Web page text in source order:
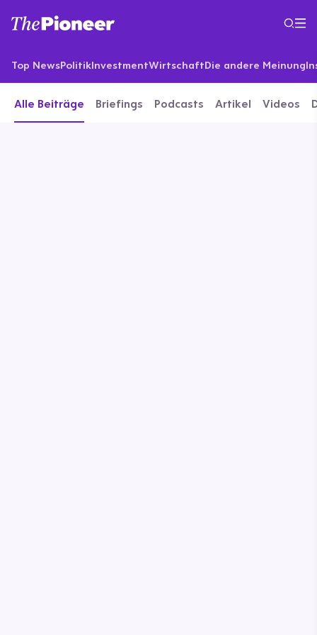
Top NewsPolitikInvestmentWirtschaftDie andere Meinung
Alle Beiträge Briefings Podcasts Artikel Videos